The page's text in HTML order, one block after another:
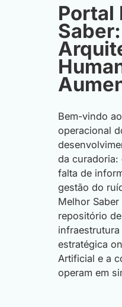
Portal
Bem-vindo
operacional
da curadoria:
falta de
gestão do
Melhor
repositório
estratégica
Artificial e a
operam em